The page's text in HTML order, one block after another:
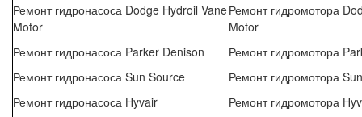
Ремонт гидронасоса Dodge Hydroil Vane
Motor
Ремонт гидромотора
Motor
Ремонт гидронасоса Parker Denison
Ремонт гидромотора
Ремонт гидронасоса Sun Source
Ремонт гидромотора
Ремонт гидронасоса Hyvair
Ремонт гидромотора